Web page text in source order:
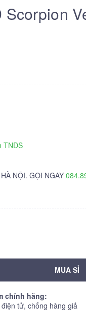
TNDS
NỘI. GỌI NGAY
MUA SỈ
chính hãng:
tử, chống hàng giả